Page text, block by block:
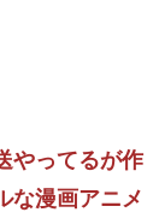
やってるが作
な漫画アニメ